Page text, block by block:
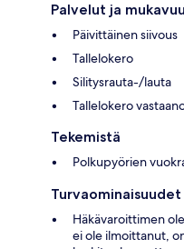
Palvelut ja
Päivittäinen siivous
Tallelokero
Silitysrauta-/lauta
Tallelokero
Tekemistä
Polkupyörien
Turvaominaisuudet
Häkävaroittimen
ei ole ilmoittanut,